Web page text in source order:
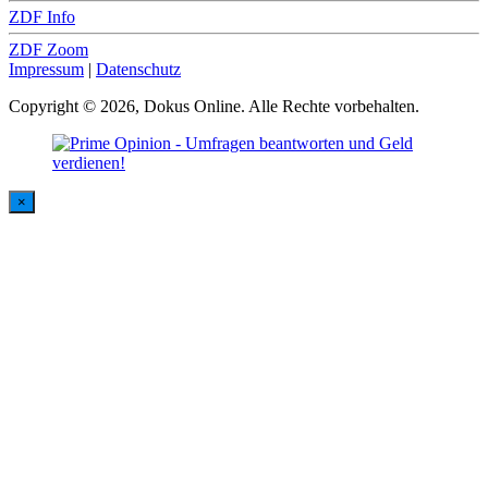
ZDF Info
ZDF Zoom
Impressum | Datenschutz
Copyright © 2026, Dokus Online. Alle Rechte vorbehalten.
×